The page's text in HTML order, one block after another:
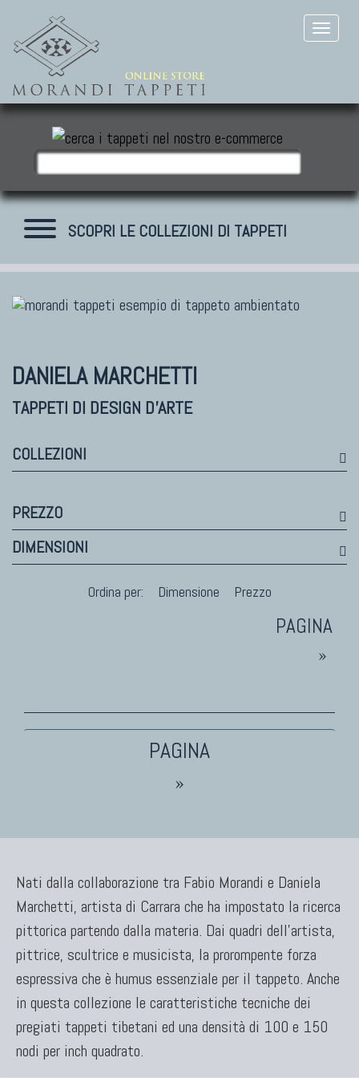
SCOPRI LE COLLEZIONI DI TAPPETI
TAPPETI MODERNI
Himalayan
Bhadohi Moderni
Kala Laie
Tappeti Moderni Collezione Morandi
TAPPETI DI DESIGN D'ARTE
Marco Nereo Rotelli
Daniela Marchetti
Tappeti Persiani Antichi
TAPPETI CLASSICI
Collezione Hyderabad
Collezione Peshawar
Collezione Agra
Collezione Zigler
DANIELA MARCHETTI
TAPPETI DI DESIGN D'ARTE
COLLEZIONI
PREZZO
DIMENSIONI
Ordina per: Dimensione Prezzo
»
»
Nati dalla collaborazione tra Fabio Morandi e Daniela
Marchetti, artista di Carrara che ha impostato la ricerca
pittorica partendo dalla materia. Dai quadri dell’artista,
pittrice, scultrice e musicista, la prorompente forza
espressiva che è humus essenziale per il tappeto. Anche
in questa collezione le caratteristiche tecniche dei
pregiati tappeti tibetani ed una densità di 100 e 150
nodi per inch quadrato.